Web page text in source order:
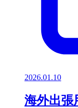
2026.01.10
海外出張